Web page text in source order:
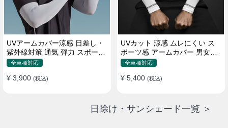
UVアームカバー涼感 日差し・
紫外線対策 通気 弾力 スポーツ
感 メンズ
全車種対応
¥ 3,900 (税込)
UVカット 涼感 ムレにくい ス
ポーツ感 アームカバー 男女汎
用 xs-xxl
全車種対応
¥ 5,400 (税込)
日除け・サンシェード一覧 ＞